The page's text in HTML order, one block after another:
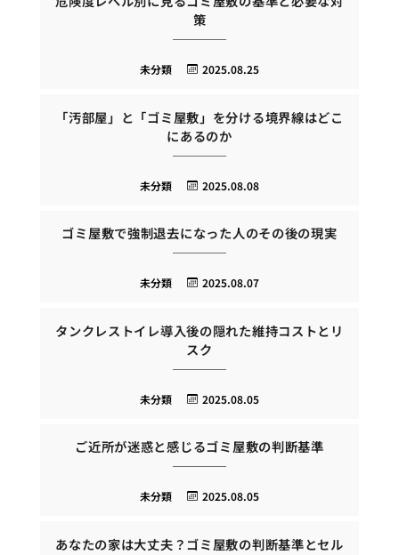
策
2025.08.25
未分類
「汚部屋」と「ゴミ屋敷」を分ける境界線はどこ
にあるのか
2025.08.08
未分類
ゴミ屋敷で強制退去になった人のその後の現実
2025.08.07
未分類
タンクレストイレ導入後の隠れた維持コストとリ
スク
2025.08.05
未分類
ご近所が迷惑と感じるゴミ屋敷の判断基準
2025.08.05
未分類
あなたの家は大丈夫？ゴミ屋敷の判断基準とセル